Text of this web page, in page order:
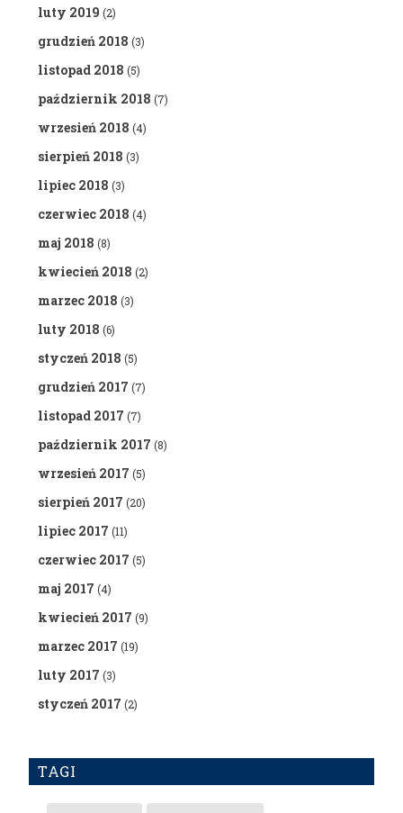
luty 2019 (2)
grudzień 2018 (3)
listopad 2018 (5)
październik 2018 (7)
wrzesień 2018 (4)
sierpień 2018 (3)
lipiec 2018 (3)
czerwiec 2018 (4)
maj 2018 (8)
kwiecień 2018 (2)
marzec 2018 (3)
luty 2018 (6)
styczeń 2018 (5)
grudzień 2017 (7)
listopad 2017 (7)
październik 2017 (8)
wrzesień 2017 (5)
sierpień 2017 (20)
lipiec 2017 (11)
czerwiec 2017 (5)
maj 2017 (4)
kwiecień 2017 (9)
marzec 2017 (19)
luty 2017 (3)
styczeń 2017 (2)
TAGI